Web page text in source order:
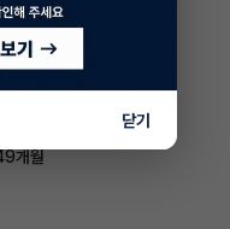
개월
개월
닫기